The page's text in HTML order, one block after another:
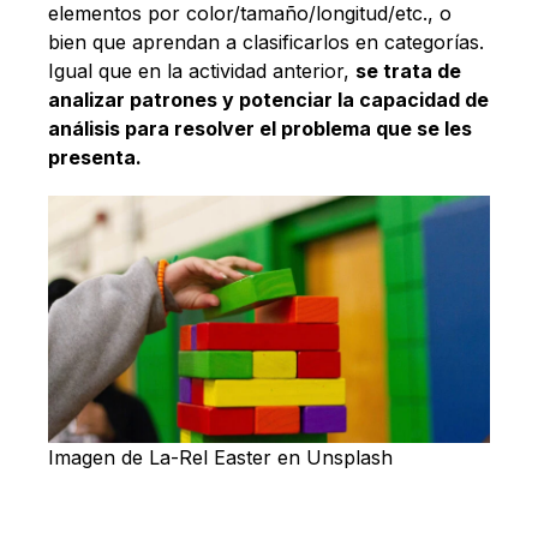
elementos por color/tamaño/longitud/etc., o
bien que aprendan a clasificarlos en categorías.
Igual que en la actividad anterior, se trata de
analizar patrones y potenciar la capacidad de
análisis para resolver el problema que se les
presenta.
Imagen de La-Rel Easter en Unsplash